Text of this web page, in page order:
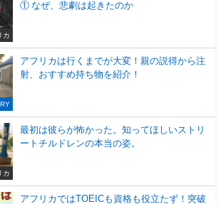
カ
① なぜ、悲劇は起きたのか
アフリカは行くまでが大変！親の説得から注
射、おすすめ持ち物を紹介！
カ
最初は彼らが怖かった。知ってほしいストリ
ートチルドレンの本当の姿。
アフリカではTOEICも資格も役立たず！突破